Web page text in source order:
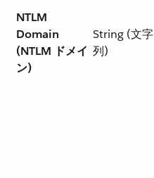
NTLM
Domain
(NTLM ドメイ
ン)
String (文字
列)